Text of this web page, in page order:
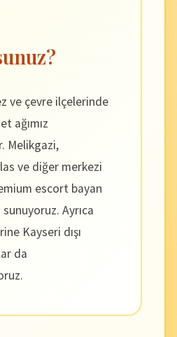
ve çevre ilçelerinde
ağımız
Melikgazi,
ve diğer merkezi
escort bayan
Ayrıca
Kayseri dışı
da